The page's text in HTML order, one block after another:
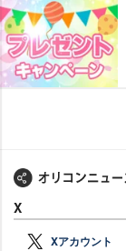
X
Xアカウント